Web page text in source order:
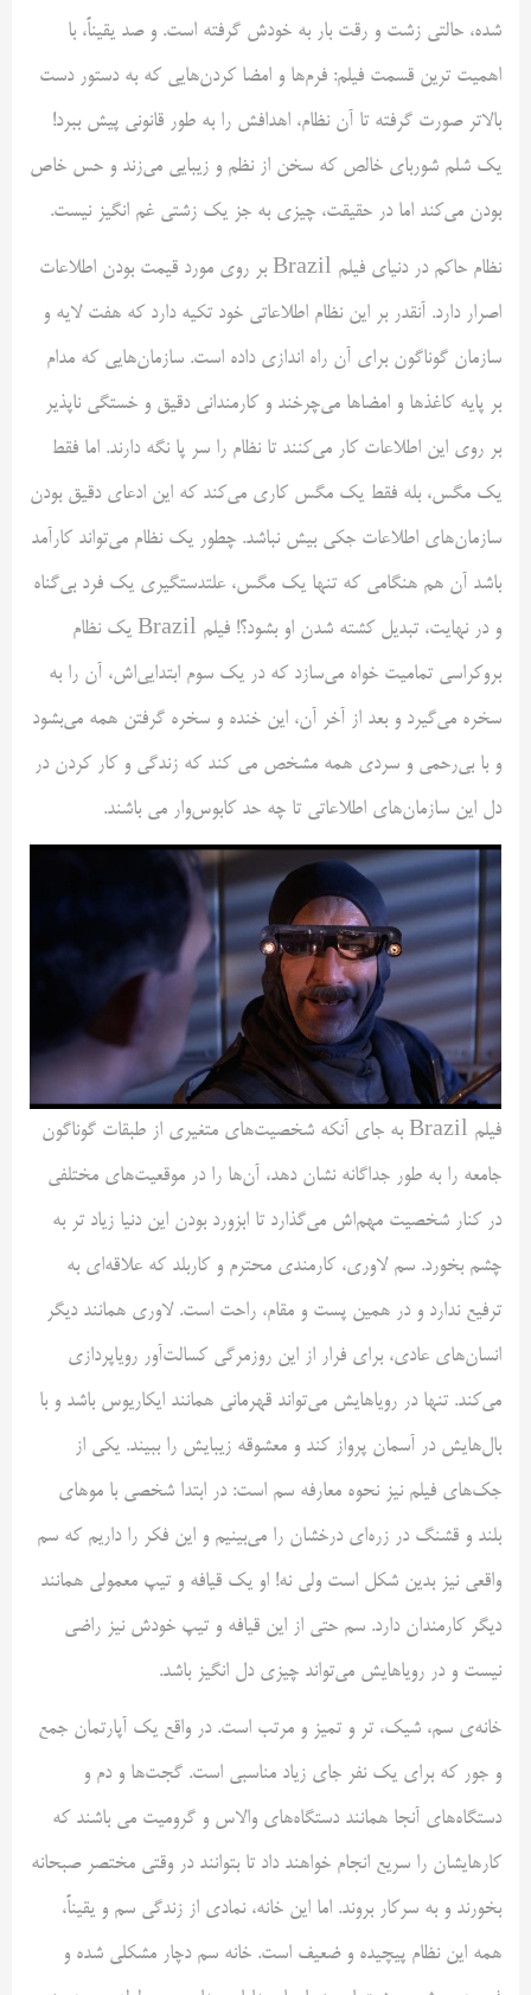
شده، حالتی زشت و رقت بار به خودش گرفته است. و صد یقیناً، با
اهمیت ترین قسمت فیلم: فرم‌ها و امضا کردن‌هایی که به دستور دست
بالاتر صورت گرفته تا آن نظام، اهدافش را به طور قانونی پیش ببرد!
یک شلم شوربای خالص که سخن از نظم و زیبایی می‌‎زند و حس خاص
بودن می‌کند اما در حقیقت، چیزی به جز یک زشتی غم انگیز نیست.
نظام حاکم در دنیای فیلم Brazil بر روی مورد قیمت بودن اطلاعات
اصرار دارد. آنقدر بر این نظام اطلاعاتی خود تکیه دارد که هفت لایه و
سازمان گوناگون برای آن راه اندازی داده است. سازمان‌هایی که مدام
بر پایه کاغذها و امضاها می‌چرخند و کارمندانی دقیق و خستگی ناپذیر
بر روی این اطلاعات کار می‌کنند تا نظام را سر پا نگه دارند. اما فقط
یک مگس، بله فقط یک مگس کاری می‌کند که این ادعای دقیق بودن
سازمان‌های اطلاعات جکی بیش نباشد. چطور یک نظام می‌تواند کارآمد
باشد آن هم هنگامی که تنها یک مگس، علتدستگیری یک فرد بی‌گناه
و در نهایت، تبدیل کشته شدن او بشود؟! فیلم Brazil یک نظام
بروکراسی تمامیت خواه می‌سازد که در یک سوم ابتدایی‌اش، آن را به
سخره می‌گیرد و بعد از آخر آن، این خنده و سخره گرفتن همه می‌بشود
و با بی‌رحمی و سردی همه مشخص می کند که زندگی و کار کردن در
دل این سازمان‌های اطلاعاتی تا چه حد کابوس‌وار می باشند.
فیلم Brazil به جای آنکه شخصیت‌های متغیری از طبقات گوناگون
جامعه را به طور جداگانه نشان دهد، آن‌ها را در موقعیت‌های مختلفی
در کنار شخصیت مهم‌اش می‌گذارد تا ابزورد بودن این دنیا زیاد تر به
چشم بخورد. سم لاوری، کارمندی محترم و کاربلد که علاقه‌ای به
ترفیع ندارد و در همین پست و مقام، راحت است. لاوری همانند دیگر
انسان‌های عادی، برای فرار از این روزمرگی کسالت‌آور رویاپردازی
می‌کند. تنها در رویاهایش می‌تواند قهرمانی همانند ایکاریوس باشد و با
بال‌هایش در آسمان پرواز کند و معشوقه زیبایش را ببیند. یکی از
جک‌های فیلم نیز نحوه معارفه سم است: در ابتدا شخصی با موهای
بلند و قشنگ در زره‌ای درخشان را می‌بینیم و این فکر را داریم که سم
واقعی نیز بدین شکل است ولی نه! او یک قیافه و تیپ معمولی همانند
دیگر کارمندان دارد. سم حتی از این قیافه و تیپ خودش نیز راضی
نیست و در رویاهایش می‌تواند چیزی دل انگیز باشد.
خانه‌ی سم، شیک، تر و تمیز و مرتب است. در واقع یک آپارتمان جمع
و جور که برای یک نفر جای زیاد مناسبی است. گجت‌ها و دم و
دستگاه‌های آنجا همانند دستگاه‌های والاس و گرومیت می باشند که
کارهایشان را سریع انجام خواهند داد تا بتوانند در وقتی مختصر صبحانه
بخورند و به سرکار بروند. اما این خانه، نمادی از زندگی سم و یقیناً،
همه این نظام پیچیده و ضعیف است. خانه سم دچار مشکلی شده و